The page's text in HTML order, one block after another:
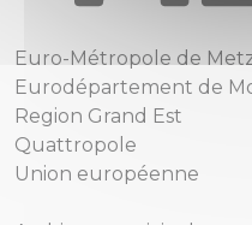
Euro-Métropole de
Eurodépartement de
Region Grand Est
Quattropole
Union européenne